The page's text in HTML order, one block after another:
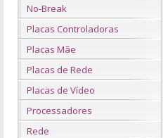
No-Break
Placas Controladoras
Placas Mãe
Placas de Rede
Placas de Vídeo
Processadores
Rede